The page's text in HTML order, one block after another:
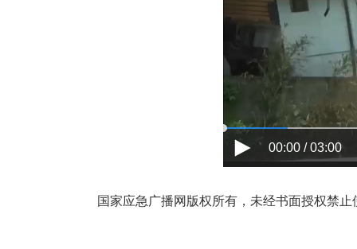
00:00 / 03:00
国家应急广播网版权所有，未经书面授权禁